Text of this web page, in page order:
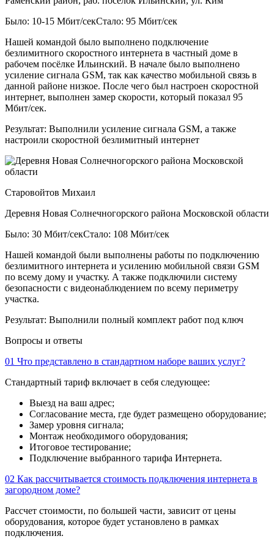
Было: 10-15 Мбит/секСтало: 95 Мбит/сек
Нашей командой было выполнено подключение
безлимитного скоростного интернета в частный доме в
рабочем посёлке Ильинский. В начале было выполнено
усиление сигнала GSM, так как качество мобильной связь в
данной районе низкое. После чего был настроен скоростной
интернет, выполнен замер скорости, который показал 95
Мбит/сек.
Результат: Выполнили усиление сигнала GSM, а также
настроили скоростной безлимитный интернет
Старовойтов Михаил
Деревня Новая Солнечногорского района Московской области
Было: 30 Мбит/секСтало: 108 Мбит/сек
Нашей командой были выполнены работы по подключению
безлимитного интернета и усилению мобильной связи GSM
по всему дому и участку. А также подключили систему
безопасности с видеонаблюдением по всему периметру
участка.
Результат: Выполнили полный комплект работ под ключ
Вопросы и ответы
01 Что представлено в стандартном наборе ваших услуг?
Стандартный тариф включает в себя следующее:
Выезд на ваш адрес;
Согласование места, где будет размещено оборудование;
Замер уровня сигнала;
Монтаж необходимого оборудования;
Итоговое тестирование;
Подключение выбранного тарифа Интернета.
02 Как рассчитывается стоимость подключения интернета в
загородном доме?
Рассчет стоимости, по большей части, зависит от цены
оборудования, которое будет установлено в рамках
подключения.